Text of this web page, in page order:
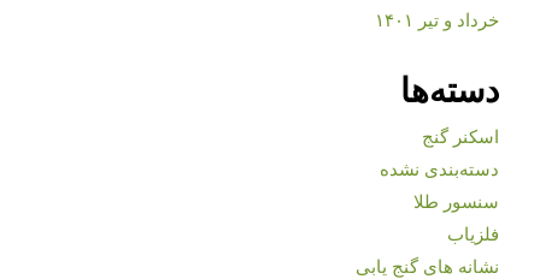
خرداد و تیر ۱۴۰۱
دسته‌ها
اسکنر گنج
دسته‌بندی نشده
سنسور طلا
فلزیاب
نشانه های گنج یابی